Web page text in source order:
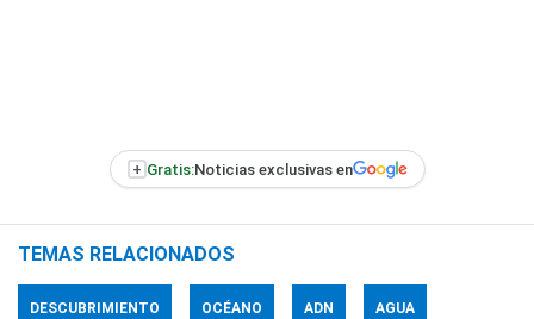
+ Gratis:Noticias exclusivas en
TEMAS RELACIONADOS
DESCUBRIMIENTO OCÉANO ADN AGUA